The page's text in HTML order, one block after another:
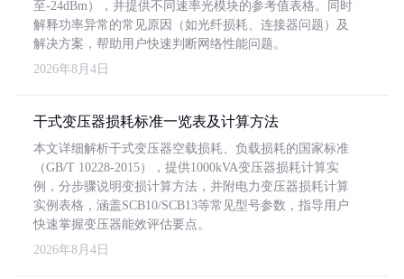
至-24dBm），并提供不同速率光模块的参考值表格。同时
解释功率异常的常见原因（如光纤损耗、连接器问题）及
解决方案，帮助用户快速判断网络性能问题。
2026年8月4日
干式变压器损耗标准一览表及计算方法
本文详细解析干式变压器空载损耗、负载损耗的国家标准
（GB/T 10228-2015），提供1000kVA变压器损耗计算实
例，分步骤说明变损计算方法，并附电力变压器损耗计算
实例表格，涵盖SCB10/SCB13等常见型号参数，指导用户
快速掌握变压器能效评估要点。
2026年8月4日